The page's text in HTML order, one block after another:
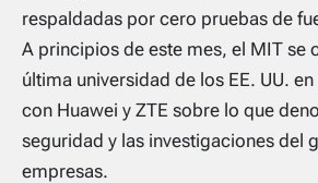
respaldadas por cero pruebas de
A principios de este mes, el MIT se
última universidad de los EE. UU.
con Huawei y ZTE sobre lo que
seguridad y las investigaciones del
empresas.